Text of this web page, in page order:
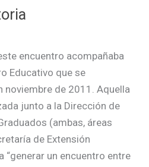
encuentro acompañaba
Educativo que se
noviembre de 2011. Aquella
junto a la Dirección de
(ambas, áreas
de Extensión
“generar un encuentro entre